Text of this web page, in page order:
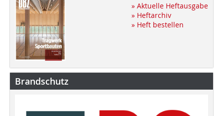
» Aktuelle Heftausgabe
» Heftarchiv
» Heft bestellen
Brandschutz